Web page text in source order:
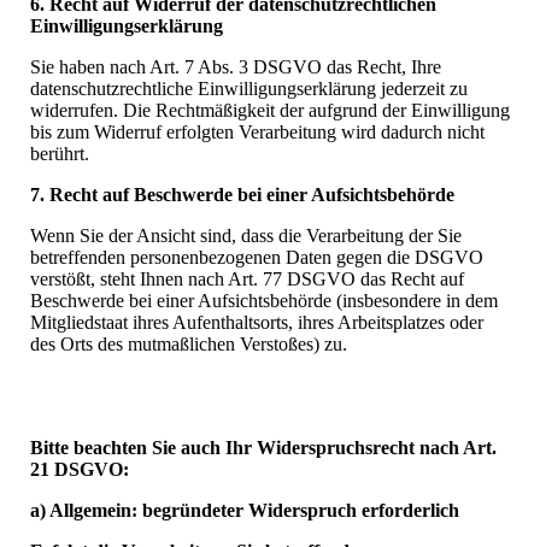
6. Recht auf Widerruf der datenschutzrechtlichen
Einwilligungserklärung
Sie haben nach Art. 7 Abs. 3 DSGVO das Recht, Ihre
datenschutzrechtliche Einwilligungserklärung jederzeit zu
widerrufen. Die Rechtmäßigkeit der aufgrund der Einwilligung
bis zum Widerruf erfolgten Verarbeitung wird dadurch nicht
berührt.
7. Recht auf Beschwerde bei einer Aufsichtsbehörde
Wenn Sie der Ansicht sind, dass die Verarbeitung der Sie
betreffenden personenbezogenen Daten gegen die DSGVO
verstößt, steht Ihnen nach Art. 77 DSGVO das Recht auf
Beschwerde bei einer Aufsichtsbehörde (insbesondere in dem
Mitgliedstaat ihres Aufenthaltsorts, ihres Arbeitsplatzes oder
des Orts des mutmaßlichen Verstoßes) zu.
Bitte beachten Sie auch Ihr Widerspruchsrecht nach Art.
21 DSGVO:
a) Allgemein: begründeter Widerspruch erforderlich